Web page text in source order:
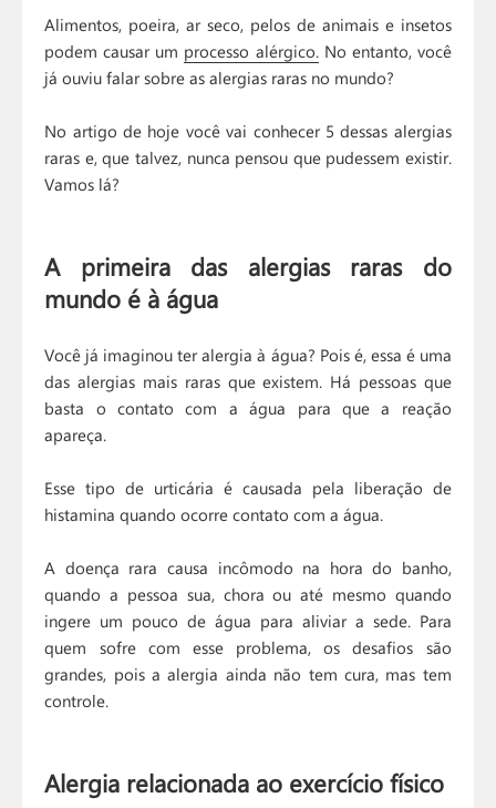
Alimentos, poeira, ar seco, pelos de animais e insetos
podem causar um processo alérgico.No entanto, você
já ouviu falar sobre as alergias raras no mundo?
No artigo de hoje você vai conhecer 5 dessas alergias
raras e, que talvez, nunca pensou que pudessem existir.
Vamos lá?
A primeira das alergias raras do
mundo é à água
Você já imaginou ter alergia à água? Pois é, essa é uma
das alergias mais raras que existem. Há pessoas que
basta o contato com a água para que a reação
apareça.
Esse tipo de urticária é causada pela liberação de
histamina quando ocorre contato com a água.
A doença rara causa incômodo na hora do banho,
quando a pessoa sua, chora ou até mesmo quando
ingere um pouco de água para aliviar a sede. Para
quem sofre com esse problema, os desafios são
grandes, pois a alergia ainda não tem cura, mas tem
controle.
Alergia relacionada ao exercício físico